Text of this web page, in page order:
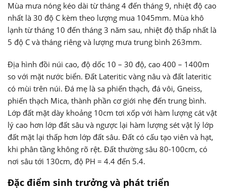
Mùa mưa nóng kéo dài từ tháng 4 đến tháng 9, nhiệt độ cao
nhất là 30 độ C kèm theo lượng mua 1045mm. Mùa khô
lạnh từ tháng 10 đến tháng 3 năm sau, nhiệt độ thấp nhất là
5 độ C và tháng riêng và lượng mưa trung bình 263mm.
Địa hình đồi núi cao, độ dốc 10 – 30 độ, cao 400 – 1400m
so với mặt nước biển. Đất Lateritic vàng nâu và đất lateritic
có mùi trên núi. Đá mẹ là sa phiến thạch, đá vôi, Gneiss,
phiến thạch Mica, thành phần cơ giới nhẹ đến trung bình.
Lớp đất mặt dày khoảng 10cm tơi xốp với hàm lượng cát vật
lý cao hơn lớp đất sâu và ngược lại hàm lượng sét vật lý lớp
đất mặt lại thấp hơn lớp đất sâu. Đất có cấu tạo viên và hạt,
khi phân tầng không rõ rệt. Đất thường sâu 80-100cm, có
nơi sâu tới 130cm, độ PH = 4.4 đến 5.4.
Đặc điểm sinh trưởng và phát triển